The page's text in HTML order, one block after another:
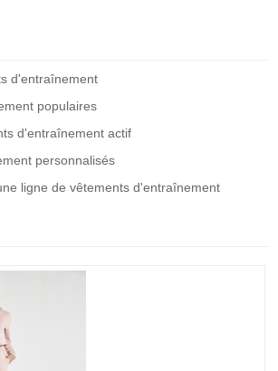
d'entraînement
populaires
d'entraînement actif
personnalisés
ligne de vêtements d'entraînement